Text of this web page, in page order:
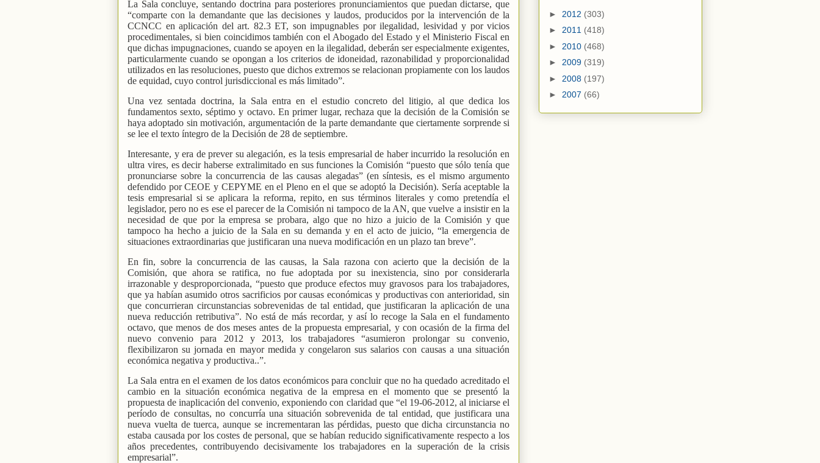
La Sala concluye, sentando doctrina para posteriores pronunciamientos que puedan dictarse, que
“comparte con la demandante que las decisiones y laudos, producidos por la intervención de la
CCNCC en aplicación del art. 82.3 ET, son impugnables por ilegalidad, lesividad y por vicios
procedimentales, si bien coincidimos también con el Abogado del Estado y el Ministerio Fiscal en
que dichas impugnaciones, cuando se apoyen en la ilegalidad, deberán ser especialmente exigentes,
particularmente cuando se opongan a los criterios de idoneidad, razonabilidad y proporcionalidad
utilizados en las resoluciones, puesto que dichos extremos se relacionan propiamente con los laudos
de equidad, cuyo control jurisdiccional es más limitado”.
Una vez sentada doctrina, la Sala entra en el estudio concreto del litigio, al que dedica los
fundamentos sexto, séptimo y octavo. En primer lugar, rechaza que la decisión de la Comisión se
haya adoptado sin motivación, argumentación de la parte demandante que ciertamente sorprende si
se lee el texto íntegro de la Decisión de 28 de septiembre.
Interesante, y era de prever su alegación, es la tesis empresarial de haber incurrido la resolución en
ultra vires, es decir haberse extralimitado en sus funciones la Comisión “puesto que sólo tenía que
pronunciarse sobre la concurrencia de las causas alegadas” (en síntesis, es el mismo argumento
defendido por CEOE y CEPYME en el Pleno en el que se adoptó la Decisión). Sería aceptable la
tesis empresarial si se aplicara la reforma, repito, en sus términos literales y como pretendía el
legislador, pero no es ese el parecer de la Comisión ni tampoco de la AN, que vuelve a insistir en la
necesidad de que por la empresa se probara, algo que no hizo a juicio de la Comisión y que
tampoco ha hecho a juicio de la Sala en su demanda y en el acto de juicio, “la emergencia de
situaciones extraordinarias que justificaran una nueva modificación en un plazo tan breve”.
En fin, sobre la concurrencia de las causas, la Sala razona con acierto que la decisión de la
Comisión, que ahora se ratifica, no fue adoptada por su inexistencia, sino por considerarla
irrazonable y desproporcionada, “puesto que produce efectos muy gravosos para los trabajadores,
que ya habían asumido otros sacrificios por causas económicas y productivas con anterioridad, sin
que concurrieran circunstancias sobrevenidas de tal entidad, que justificaran la aplicación de una
nueva reducción retributiva”. No está de más recordar, y así lo recoge la Sala en el fundamento
octavo, que menos de dos meses antes de la propuesta empresarial, y con ocasión de la firma del
nuevo convenio para 2012 y 2013, los trabajadores “asumieron prolongar su convenio,
flexibilizaron su jornada en mayor medida y congelaron sus salarios con causas a una situación
económica negativa y productiva..”.
La Sala entra en el examen de los datos económicos para concluir que no ha quedado acreditado el
cambio en la situación económica negativa de la empresa en el momento que se presentó la
propuesta de inaplicación del convenio, exponiendo con claridad que “el 19-06-2012, al iniciarse el
período de consultas, no concurría una situación sobrevenida de tal entidad, que justificara una
nueva vuelta de tuerca, aunque se incrementaran las pérdidas, puesto que dicha circunstancia no
estaba causada por los costes de personal, que se habían reducido significativamente respecto a los
años precedentes, contribuyendo decisivamente los trabajadores en la superación de la crisis
empresarial”.
► 2012 (303)
► 2011 (418)
► 2010 (468)
► 2009 (319)
► 2008 (197)
► 2007 (66)